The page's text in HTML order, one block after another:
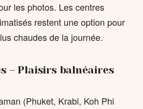
les photos. Les centres
restent une option pour
chaudes de la journée.
– Plaisirs balnéaires
(Phuket, Krabi, Koh Phi